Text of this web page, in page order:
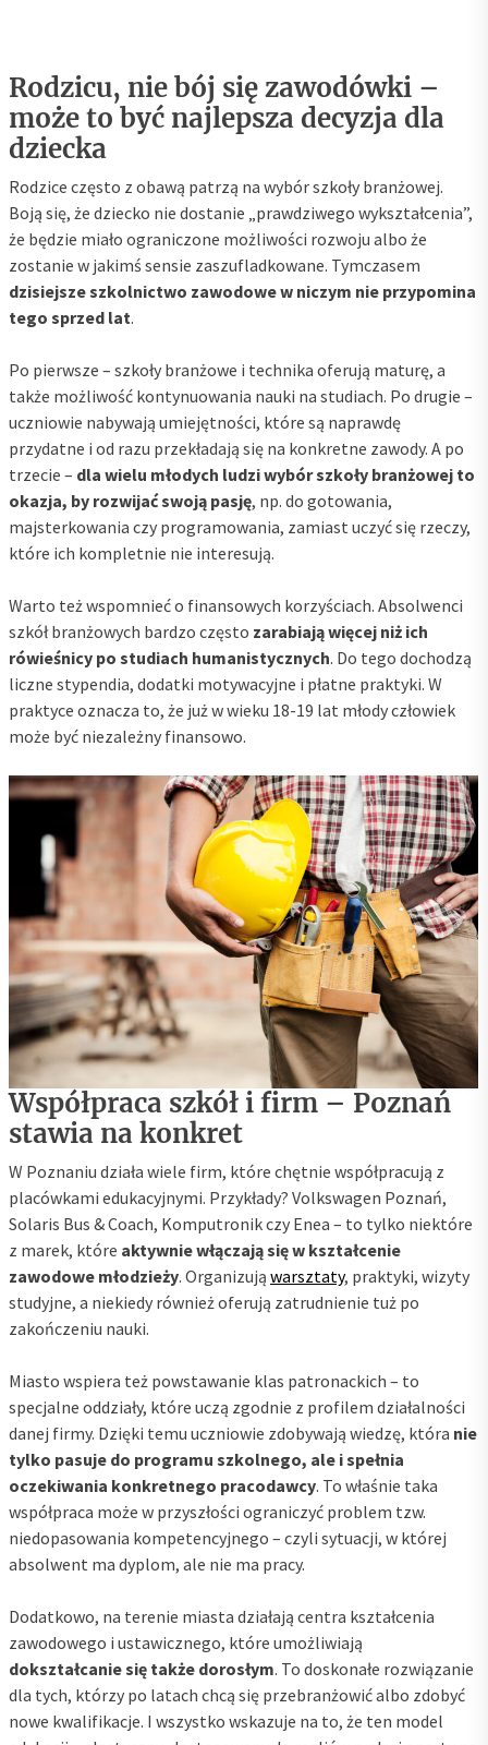
Rodzicu, nie bój się zawodówki –
może to być najlepsza decyzja dla
dziecka
Rodzice często z obawą patrzą na wybór szkoły branżowej.
Boją się, że dziecko nie dostanie „prawdziwego wykształcenia”,
że będzie miało ograniczone możliwości rozwoju albo że
zostanie w jakimś sensie zaszufladkowane. Tymczasem
dzisiejsze szkolnictwo zawodowe w niczym nie przypomina
tego sprzed lat.
Po pierwsze – szkoły branżowe i technika oferują maturę, a
także możliwość kontynuowania nauki na studiach. Po drugie –
uczniowie nabywają umiejętności, które są naprawdę
przydatne i od razu przekładają się na konkretne zawody. A po
trzecie – dla wielu młodych ludzi wybór szkoły branżowej to
okazja, by rozwijać swoją pasję, np. do gotowania,
majsterkowania czy programowania, zamiast uczyć się rzeczy,
które ich kompletnie nie interesują.
Warto też wspomnieć o finansowych korzyściach. Absolwenci
szkół branżowych bardzo często zarabiają więcej niż ich
rówieśnicy po studiach humanistycznych. Do tego dochodzą
liczne stypendia, dodatki motywacyjne i płatne praktyki. W
praktyce oznacza to, że już w wieku 18-19 lat młody człowiek
może być niezależny finansowo.
Współpraca szkół i firm – Poznań
stawia na konkret
W Poznaniu działa wiele firm, które chętnie współpracują z
placówkami edukacyjnymi. Przykłady? Volkswagen Poznań,
Solaris Bus & Coach, Komputronik czy Enea – to tylko niektóre
z marek, które aktywnie włączają się w kształcenie
zawodowe młodzieży. Organizują warsztaty, praktyki, wizyty
studyjne, a niekiedy również oferują zatrudnienie tuż po
zakończeniu nauki.
Miasto wspiera też powstawanie klas patronackich – to
specjalne oddziały, które uczą zgodnie z profilem działalności
danej firmy. Dzięki temu uczniowie zdobywają wiedzę, która nie
tylko pasuje do programu szkolnego, ale i spełnia
oczekiwania konkretnego pracodawcy. To właśnie taka
współpraca może w przyszłości ograniczyć problem tzw.
niedopasowania kompetencyjnego – czyli sytuacji, w której
absolwent ma dyplom, ale nie ma pracy.
Dodatkowo, na terenie miasta działają centra kształcenia
zawodowego i ustawicznego, które umożliwiają
dokształcanie się także dorosłym. To doskonałe rozwiązanie
dla tych, którzy po latach chcą się przebranżowić albo zdobyć
nowe kwalifikacje. I wszystko wskazuje na to, że ten model